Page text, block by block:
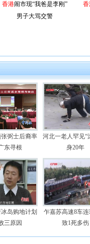
香港闹市现“我爸是李刚”
男子大骂交警
弼士后裔率
东寻根
河北一老人罕见“
身20年
岛购地计划
三原因
乍嘉苏高速8车
致1死多伤